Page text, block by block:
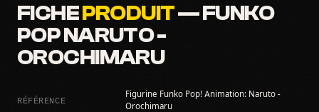
FICHEPRODUIT— FUNKO
POP NARUTO -
OROCHIMARU
RÉFÉRENCE
Figurine Funko Pop! Animation: Naruto -
Orochimaru